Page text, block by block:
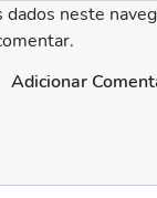
dados neste
Adicionar